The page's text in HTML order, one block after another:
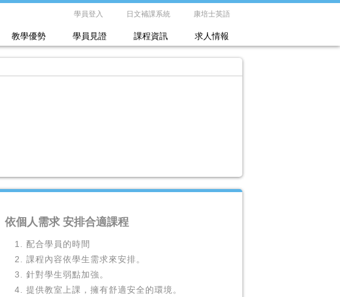
學員登入 日文補課系統 康培士英語
教學優勢 學員見證 課程資訊 求人情報
依個人需求 安排合適課程
配合學員的時間
課程內容依學生需求來安排。
針對學生弱點加強。
提供教室上課，擁有舒適安全的環境。